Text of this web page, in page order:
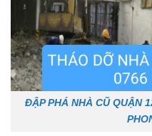
ĐẬP PHÁ NHÀ CŨ QUẬN